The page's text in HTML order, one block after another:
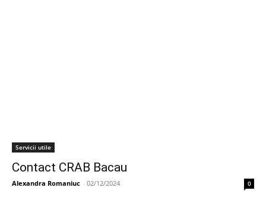
Servicii utile
Contact CRAB Bacau
Alexandra Romaniuc - 02/12/2024 0